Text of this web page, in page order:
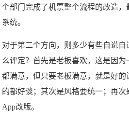
个部门完成了机票整个流程的改造
系统。
对于第二个方向，则多少有些自说
么评定？首先是老板喜欢，这是因为
都满意，但只要老板满意，就是好
的都好谈；其次是风格要统一；再
App改版。